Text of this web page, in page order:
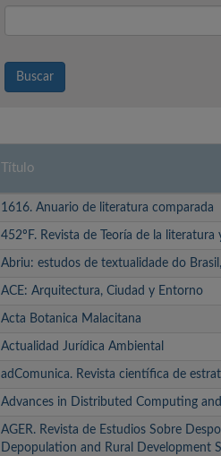
Buscar
Título
1616. Anuario de literatura comparada
452ºF. Revista de Teoría de la
Abriu: estudos de textualidade do
ACE: Arquitectura, Ciudad y Entorno
Acta Botanica Malacitana
Actualidad Jurídica Ambiental
adComunica. Revista científica de
Advances in Distributed Computing
AGER. Revista de Estudios Sobre
Depopulation and Rural Development